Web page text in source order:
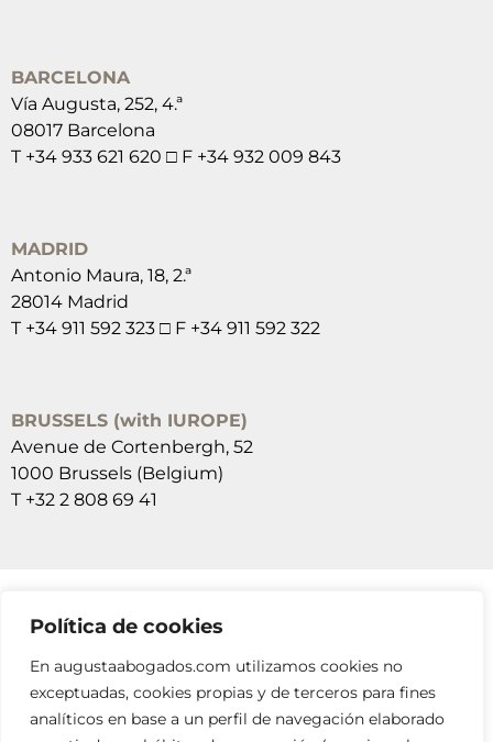
Política de cookies
En augustaabogados.com utilizamos cookies no
exceptuadas, cookies propias y de terceros para fines
analíticos en base a un perfil de navegación elaborado
BARCELONA
Vía Augusta, 252, 4.ª
08017 Barcelona
T +34 933 621 620 □ F +34 932 009 843
MADRID
Antonio Maura, 18, 2.ª
28014 Madrid
T +34 911 592 323 □ F +34 911 592 322
BRUSSELS (with IUROPE)
Avenue de Cortenbergh, 52
1000 Brussels (Belgium)
T +32 2 808 69 41
SUSCRÍBETE A NUESTRAS NEWSLETTERS
RELLENA EL FORMULARIO